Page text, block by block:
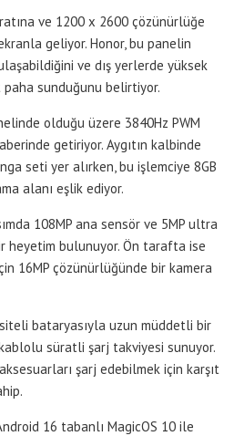
ve 1200 x 2600 çözünürlüğe
geliyor. Honor, bu panelin
ve dış yerlerde yüksek
sunduğunu belirtiyor.
olduğu üzere 3840Hz PWM
getiriyor. Aygıtın kalbinde
seti yer alırken, bu işlemciye 8GB
alanı eşlik ediyor.
108MP ana sensör ve 5MP ultra
heyetim bulunuyor. Ön tarafta ise
16MP çözünürlüğünde bir kamera
bataryasıyla uzun müddetli bir
süratli şarj takviyesi sunuyor.
şarj edebilmek için karşıt
16 tabanlı MagicOS 10 ile